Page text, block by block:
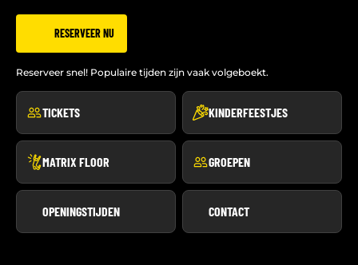
RESERVEER NU
Reserveer snel! Populaire tijden zijn vaak volgeboekt.
TICKETS KINDERFEESTJES
MATRIX FLOOR GROEPEN
OPENINGSTIJDEN CONTACT